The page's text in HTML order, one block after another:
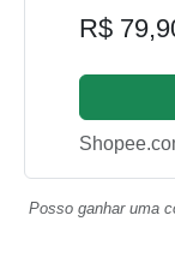
R$
Posso ganhar uma